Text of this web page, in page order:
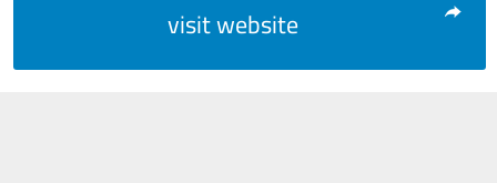
visit website